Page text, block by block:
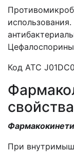
Код АТС
свойства
При